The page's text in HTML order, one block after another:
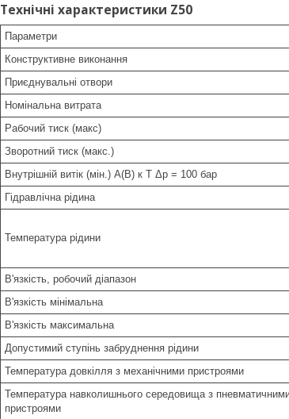
Технічні характеристики Z50
Параметри
Конструктивне виконання
Приєднувальні отвори
Номінальна витрата
Рабочий тиск (макс)
Зворотний тиск (макс.)
Внутрішній витік (мін.) A(B) к T Δp = 100 бар
Гідравлічна рідина
Температура рідини
В'язкість, робочий діапазон
В'язкість мінімальна
В'язкість максимальна
Допустимий ступінь забруднення рідини
Температура довкілля з механічними пристроями
Температура навколишнього середовища з пневматичними
пристроями